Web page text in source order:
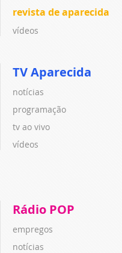
revista de aparecida
vídeos
TV Aparecida
notícias
programação
tv ao vivo
vídeos
Rádio POP
empregos
notícias